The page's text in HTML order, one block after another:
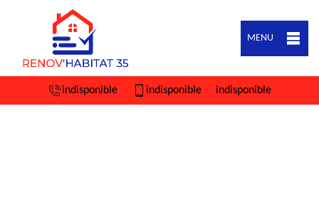
MENU
indisponible indisponible indisponible